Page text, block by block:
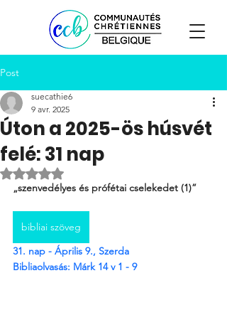
Post
Úton a 2025-ös húsvét
felé: 31 nap
suecathie6
9 avr. 2025
Noté NaN étoiles sur 5.
„szenvedélyes és prófétai cselekedet (1)”
bibliai szöveg
31. nap - Április 9., Szerda
Bibliaolvasás: Márk 14 v 1 - 9